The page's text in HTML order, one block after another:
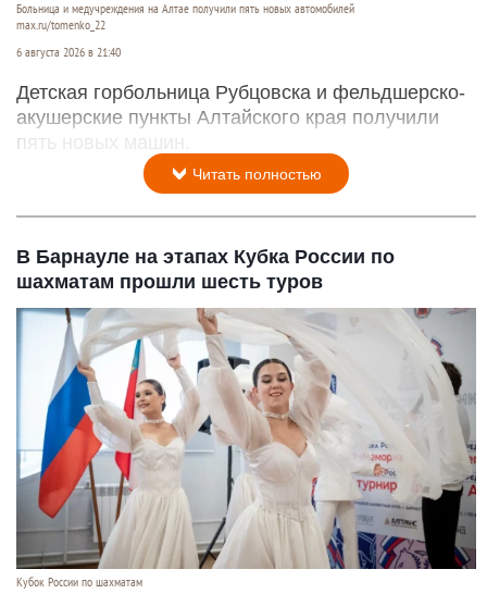
Больница и медучреждения на Алтае получили пять новых автомобилей
max.ru/tomenko_22
6 августа 2026 в 21:40
Детская горбольница Рубцовска и фельдшерско-
акушерские пункты Алтайского края получили
пять новых машин.
Читать полностью
В Барнауле на этапах Кубка России по
шахматам прошли шесть туров
Кубок России по шахматам